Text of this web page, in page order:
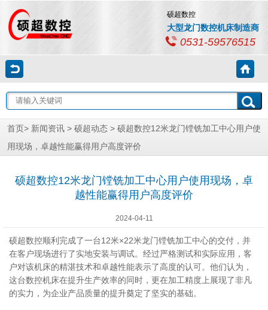
硕超数控
大型龙门数控机床制造商
0531-59576515
首页> 新闻资讯 > 硕超动态 > 硕超数控12米龙门镗铣加工中心用户使
用现场，‌卓越性能赢得用户高度评价
硕超数控12米龙门镗铣加工中心用户使用现场，‌卓
越性能赢得用户高度评价
2024-04-11
硕超数控顺利完成了一台12米×22米龙门镗铣加工中心的交付，‌并
在客户现场进行了实地安装与调试。‌经过严格测试和实际应用，‌客
户对该机床的精湛技术和卓越性能表示了高度的认可。‌他们认为，‌
这台数控机床在提升生产效率的同时，‌更在加工精度上展现了非凡
的实力，‌为企业产品质量的提升奠定了坚实的基础。